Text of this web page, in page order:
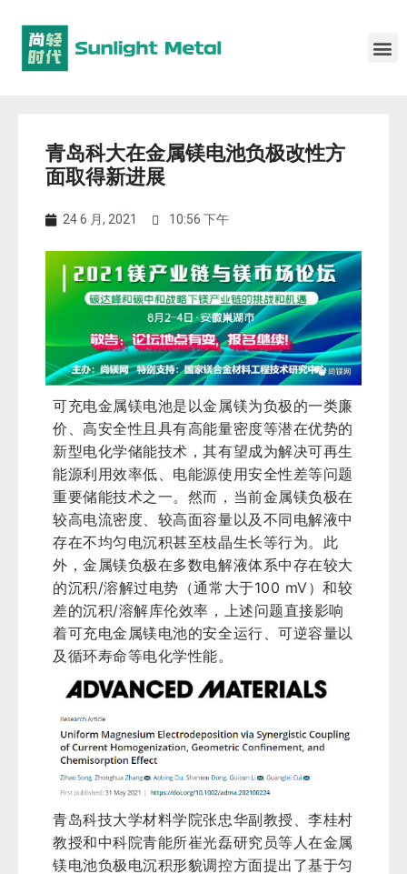
青岛科大在金属镁电池负极改性方
面取得新进展
24 6 月, 2021 10:56 下午
可充电金属镁电池是以金属镁为负极的一类廉
价、高安全性且具有高能量密度等潜在优势的
新型电化学储能技术，其有望成为解决可再生
能源利用效率低、电能源使用安全性差等问题
重要储能技术之一。 然而，当前金属镁负极在
较高电流密度、较高面容量以及不同电解液中
存在不均匀电沉积甚至枝晶生长等行为。 此
外，金属镁负极在多数电解液体系中存在较大
的沉积/溶解过电势（通常大于100 mV）和较
差的沉积/溶解库伦效率，上述问题直接影响
着可充电金属镁电池的安全运行、可逆容量以
及循环寿命等电化学性能。
青岛科技大学材料学院张忠华副教授、李桂村
教授和中科院青能所崔光磊研究员等人在金属
镁电池负极电沉积形貌调控方面提出了基于匀